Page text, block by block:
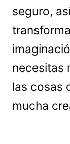
seguro,
necesitas
las cosas
mucha